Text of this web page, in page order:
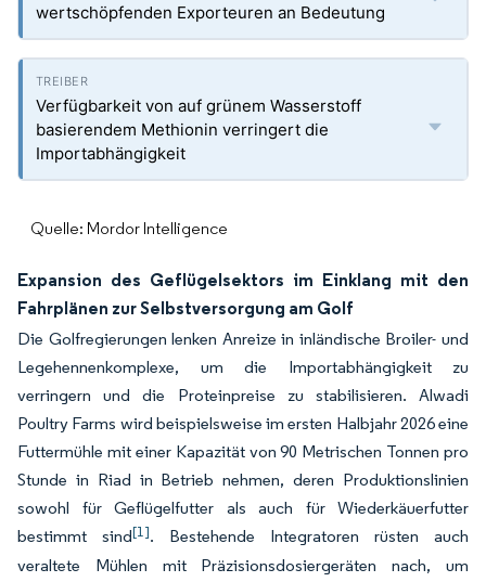
wertschöpfenden Exporteuren an Bedeutung
Verfügbarkeit von auf grünem Wasserstoff
basierendem Methionin verringert die
Importabhängigkeit
Quelle: Mordor Intelligence
Expansion des Geflügelsektors im Einklang mit den
Fahrplänen zur Selbstversorgung am Golf
Die Golfregierungen lenken Anreize in inländische Broiler- und
Legehennenkomplexe, um die Importabhängigkeit zu
verringern und die Proteinpreise zu stabilisieren. Alwadi
Poultry Farms wird beispielsweise im ersten Halbjahr 2026 eine
Futtermühle mit einer Kapazität von 90 Metrischen Tonnen pro
Stunde in Riad in Betrieb nehmen, deren Produktionslinien
sowohl für Geflügelfutter als auch für Wiederkäuerfutter
bestimmt sind[1]. Bestehende Integratoren rüsten auch
veraltete Mühlen mit Präzisionsdosiergeräten nach, um